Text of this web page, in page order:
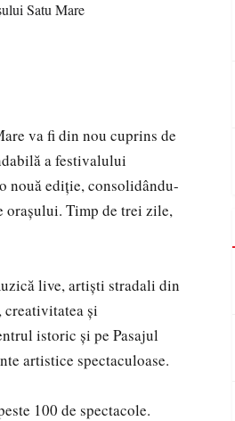
va fi din nou cuprins de
a festivalului
nouă ediție, consolidându-
orașului. Timp de trei zile,
live, artiști stradali din
creativitatea și
istoric și pe Pasajul
artistice spectaculoase.
100 de spectacole.